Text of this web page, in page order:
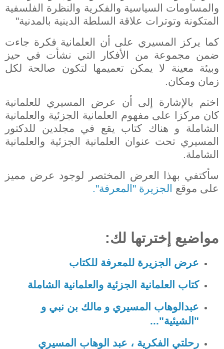
والمساومات السياسية والفكرية والنظرة الفلسفية
المتكونة وتوترات علاقة السلطة الدينية بالمدنية"
كما يركز المسيري على أن العلمانية فكرة جاءت
ضمن مجموعة من الأفكار التي نشأت في حيز
وبيئة معينة لا يمكن تعميمها لتكون صالحة لكل
زمان ومكان.
اختم بالإشارة إلى أن عرض المسيري للعلمانية
كان مركزا على مفهوم العلمانية الجزئية والعلمانية
الشاملة و هناك كتاب يقع في مجلدين للدكتور
المسيري تحت عنوان العلمانية الجزئية والعلمانية
الشاملة.
سأكتفي بهذا العرض المختصر لوجود عرض مميز
على موقع
الجزيرة "المعرفة".
مواضيع إخترتها لك:
عرض الجزيرة للمعرفة للكتاب
كتاب العلمانية الجزئية والعلمانية الشاملة
عبدالوهاب المسيري و مالك بن نبي و
"الشيئية"...
رحلتي الفكرية ، عبد الوهاب المسيري